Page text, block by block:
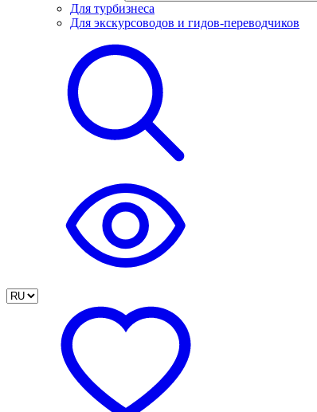
Для турбизнеса
Для экскурсоводов и гидов-переводчиков